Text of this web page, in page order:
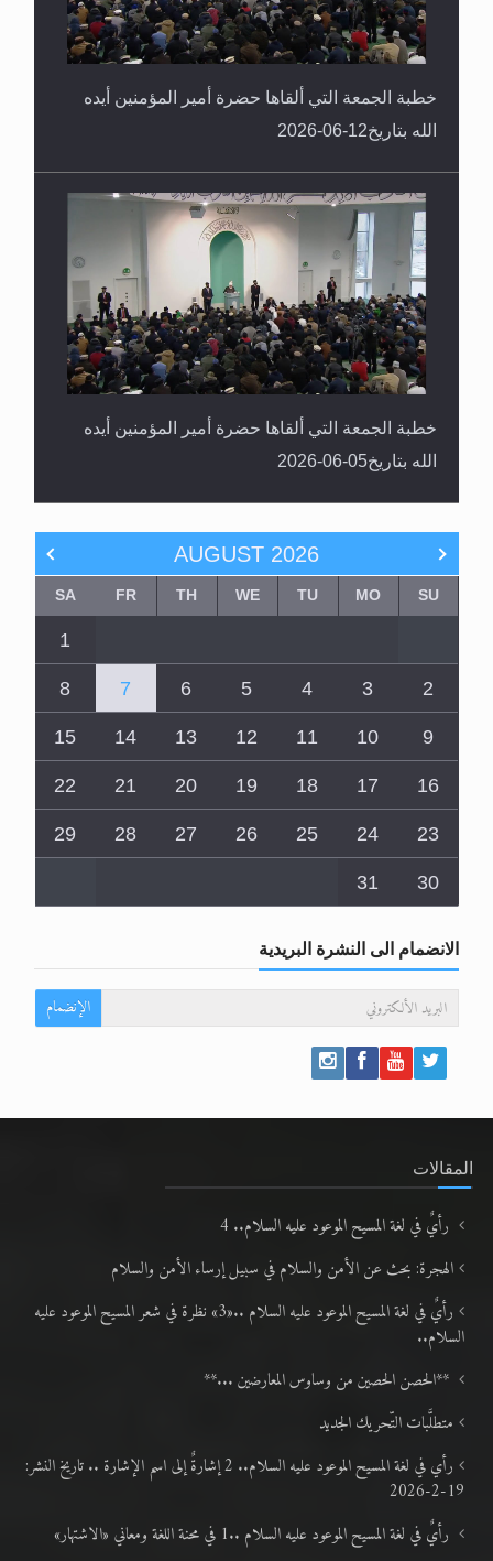
خطبة الجمعة التي ألقاها حضرة أمير المؤمنين أيده
الله بتاريخ12-06-2026
خطبة الجمعة التي ألقاها حضرة أمير المؤمنين أيده
الله بتاريخ05-06-2026
AUGUST 2026
SU
MO
TU
WE
TH
FR
SA
1
2
3
4
5
6
7
8
9
10
11
12
13
14
15
16
17
18
19
20
21
22
23
24
25
26
27
28
29
30
31
الانضمام الى النشرة البريدية
الإنضمام
المقالات
رأيٌ في لغة المسيح الموعود عليه السلام.. 4
الهجرة: بحث عن الأمن والسلام في سبيل إرساء الأمن والسلام
رأيٌ في لغة المسيح الموعود عليه السلام ..«3» نظرة في شعر المسيح الموعود عليه
السلام..
**الحصن الحصين من وساوس المعارضين ...**
متطلَّبات التّحريك الجديد
رأي في لغة المسيح الموعود عليه السلام.. 2 إشارةٌ إلى اسم الإشارة .. تاريخ النشر:
19-2-2026
رأيٌ في لغة المسيح الموعود عليه السلام ..1 في محنة اللغة ومعاني «الاشتهار»